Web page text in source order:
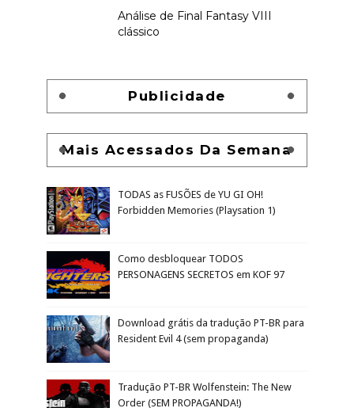
Análise de Final Fantasy VIII
clássico
Publicidade
Mais Acessados Da Semana
TODAS as FUSÕES de YU GI OH!
Forbidden Memories (Playsation 1)
Como desbloquear TODOS
PERSONAGENS SECRETOS em KOF 97
Download grátis da tradução PT-BR para
Resident Evil 4 (sem propaganda)
Tradução PT-BR Wolfenstein: The New
Order (SEM PROPAGANDA!)